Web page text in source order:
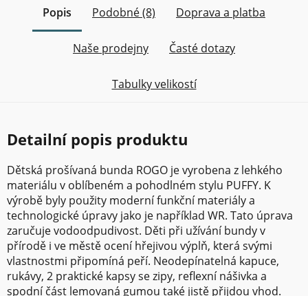
Popis Podobné (8) Doprava a platba
Naše prodejny Časté dotazy
Tabulky velikostí
Detailní popis produktu
Dětská prošívaná bunda ROGO je vyrobena z lehkého
materiálu v oblíbeném a pohodlném stylu PUFFY. K
výrobě byly použity moderní funkční materiály a
technologické úpravy jako je například WR. Tato úprava
zaručuje vodoodpudivost. Děti při užívání bundy v
přírodě i ve městě ocení hřejivou výplň, která svými
vlastnostmi připomíná peří. Neodepínatelná kapuce,
rukávy, 2 praktické kapsy se zipy, reflexní nášivka a
spodní část lemovaná gumou také jistě přijdou vhod.